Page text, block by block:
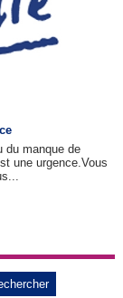
du manque de
une urgence.Vous